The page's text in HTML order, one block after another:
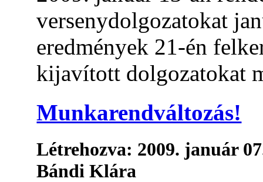
versenydolgozatokat
eredmények 21-én
kijavított dolgozatokat
Munkarendváltozás!
Létrehozva: 2009. január
Bándi Klára